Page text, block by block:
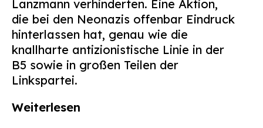
Lanzmann verhinderten. Eine Aktion,
die bei den Neonazis offenbar Eindruck
hinterlassen hat, genau wie die
knallharte antizionistische Linie in der
B5 sowie in großen Teilen der
Linkspartei.
Weiterlesen